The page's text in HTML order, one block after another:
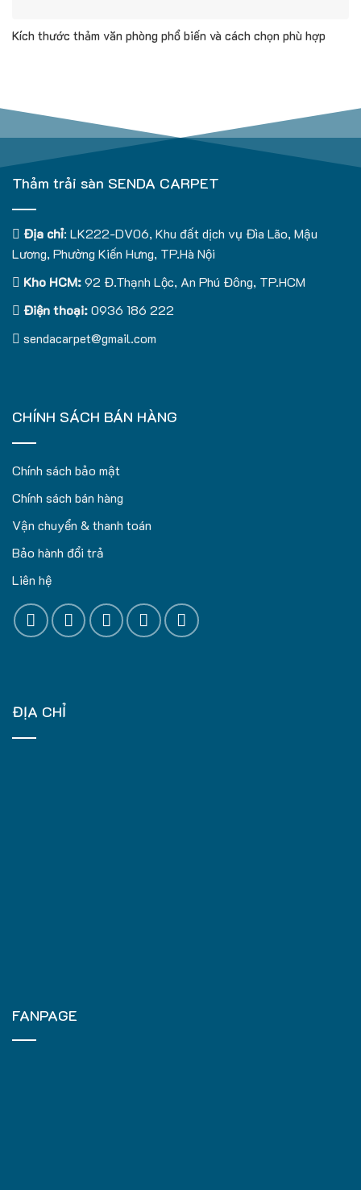
Kích thước thảm văn phòng phổ biến và cách chọn phù hợp
Thảm trải sàn SENDA CARPET
Địa chỉ: LK222-DV06, Khu đất dịch vụ Đìa Lão, Mậu
Lương, Phường Kiến Hưng, TP.Hà Nội
Kho HCM:92 Đ.Thạnh Lộc, An Phú Đông, TP.HCM
Điện thoại:0936 186 222
sendacarpet@gmail.com
CHÍNH SÁCH BÁN HÀNG
Chính sách bảo mật
Chính sách bán hàng
Vận chuyển & thanh toán
Bảo hành đổi trả
Liên hệ
ĐỊA CHỈ
FANPAGE